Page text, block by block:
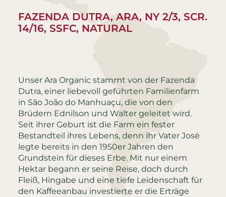
FAZENDA DUTRA, ARA, NY 2/3, SCR.
14/16, SSFC, NATURAL
Unser Ara Organic stammt von der Fazenda
Dutra, einer liebevoll geführten Familienfarm
in São João do Manhuaçu, die von den
Brüdern Ednilson und Walter geleitet wird.
Seit ihrer Geburt ist die Farm ein fester
Bestandteil ihres Lebens, denn ihr Vater José
legte bereits in den 1950er Jahren den
Grundstein für dieses Erbe. Mit nur einem
Hektar begann er seine Reise, doch durch
Fleiß, Hingabe und eine tiefe Leidenschaft für
den Kaffeeanbau investierte er die Erträge